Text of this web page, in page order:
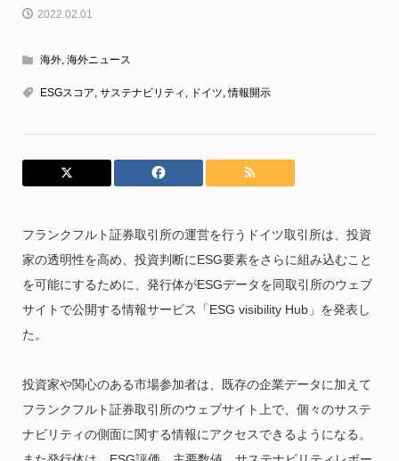
2022.02.01
海外, 海外ニュース
ESGスコア, サステナビリティ , ドイツ,情報開示
フランクフルト証券取引所の運営を行うドイツ取引所は、投資
家の透明性を高め、投資判断にESG要素をさらに組み込むこと
を可能にするために、発行体がESGデータを同取引所のウェブ
サイトで公開する情報サービス「ESG visibility Hub」を発表し
た。
投資家や関心のある市場参加者は、既存の企業データに加えて
フランクフルト証券取引所のウェブサイト上で、個々のサステ
ナビリティの側面に関する情報にアクセスできるようになる。